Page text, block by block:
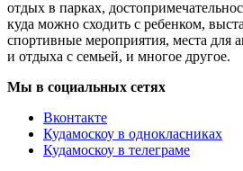
отдых в парках,
куда можно сходить с ребенком,
спортивные мероприятия, места для
и отдыха с семьей, и многое другое.
Мы в социальных сетях
Вконтакте
Кудамоскоу в однокласниках
Кудамоскоу в телеграме